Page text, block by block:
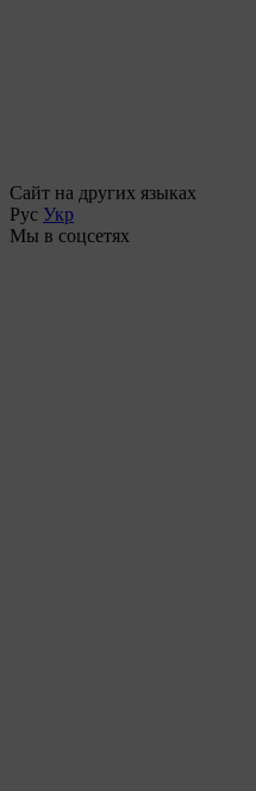
Сайт на других языках
Рус Укр
Мы в соцсетях